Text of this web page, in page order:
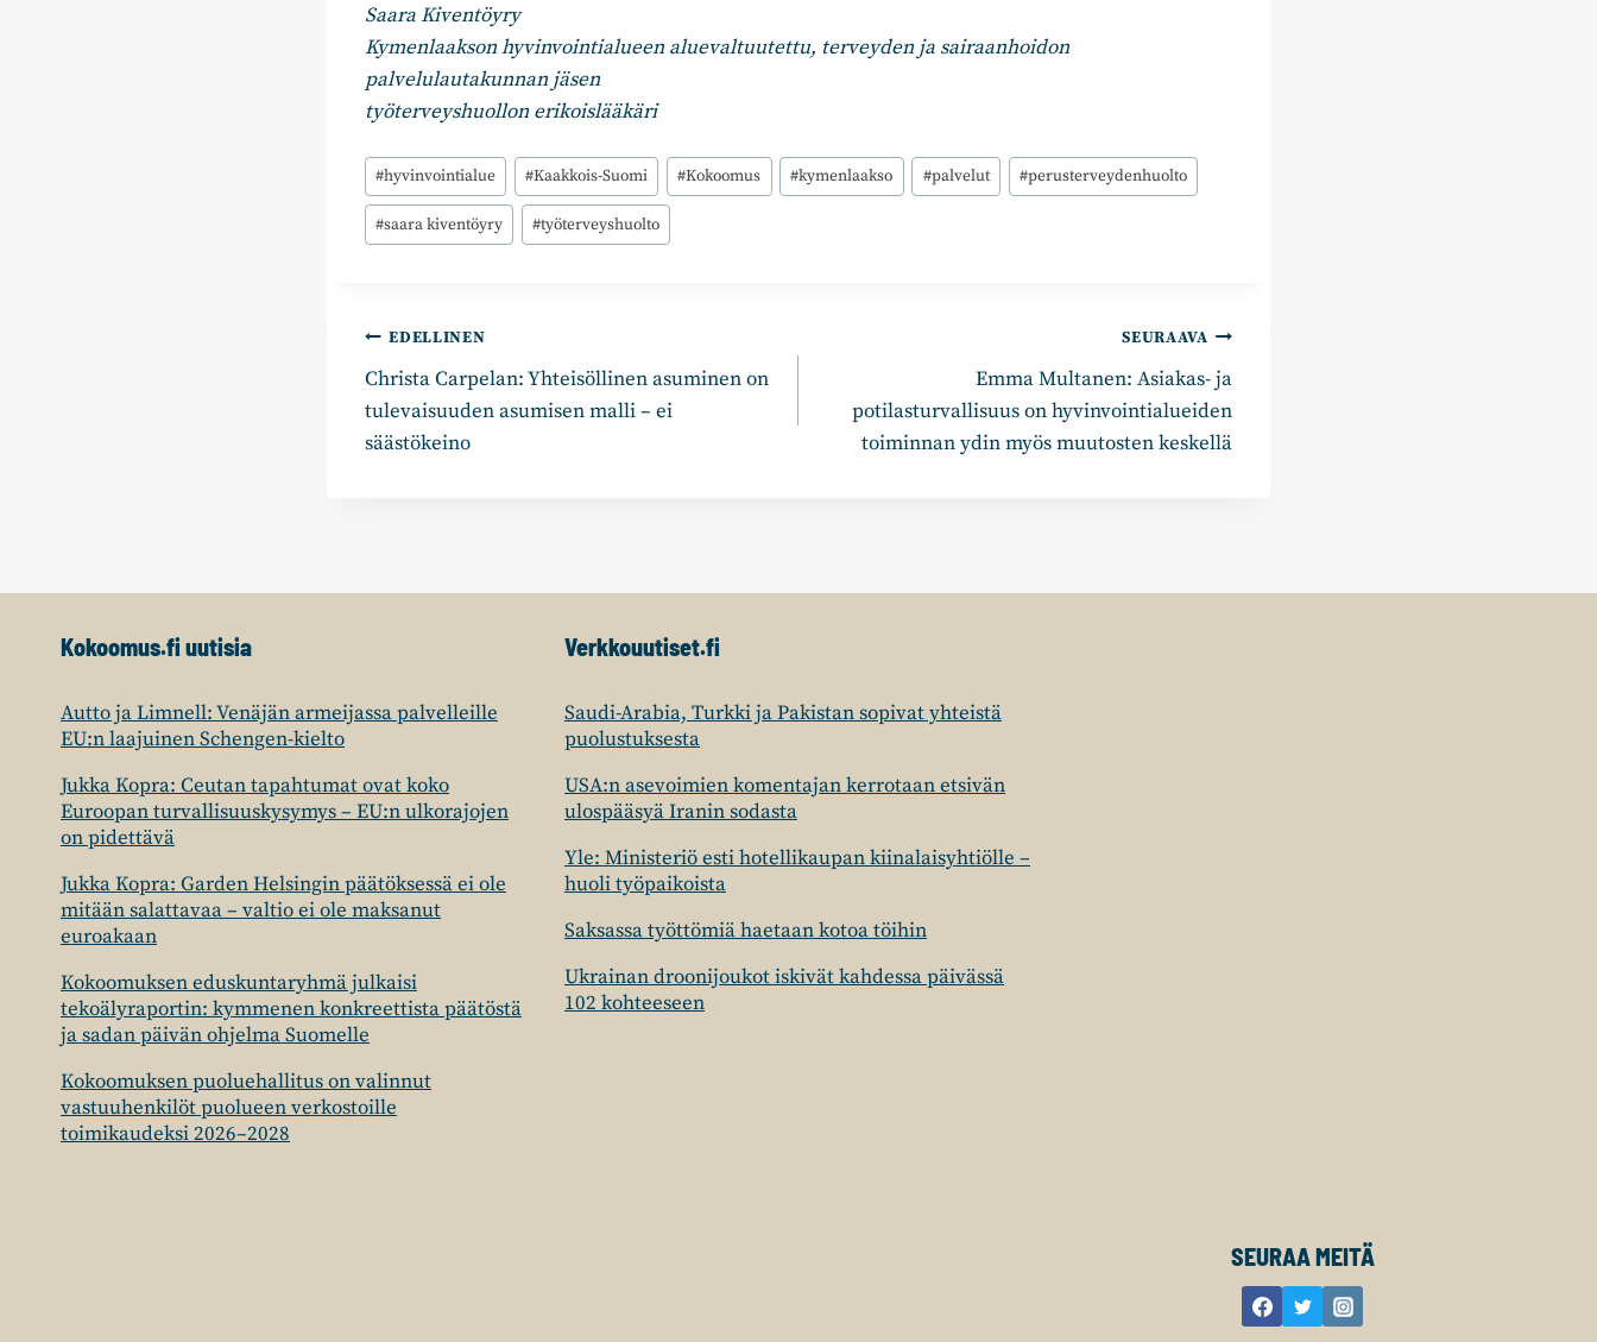
Saara Kiventöyry
Kymenlaakson hyvinvointialueen aluevaltuutettu, terveyden ja sairaanhoidon
palvelulautakunnan jäsen
työterveyshuollon erikoislääkäri
Avainsanat:
#hyvinvointialue #Kaakkois-Suomi #Kokoomus #kymenlaakso #palvelut #perusterveydenhuolto
#saara kiventöyry #työterveyshuolto
Artikkelien
selaus
EDELLINEN
Christa Carpelan: Yhteisöllinen asuminen on
tulevaisuuden asumisen malli – ei
säästökeino
SEURAAVA
Emma Multanen: Asiakas- ja
potilasturvallisuus on hyvinvointialueiden
toiminnan ydin myös muutosten keskellä
Kokoomus.fi uutisia
Autto ja Limnell: Venäjän armeijassa palvelleille
EU:n laajuinen Schengen-kielto
Jukka Kopra: Ceutan tapahtumat ovat koko
Euroopan turvallisuuskysymys – EU:n ulkorajojen
on pidettävä
Jukka Kopra: Garden Helsingin päätöksessä ei ole
mitään salattavaa – valtio ei ole maksanut
euroakaan
Kokoomuksen eduskuntaryhmä julkaisi
tekoälyraportin: kymmenen konkreettista päätöstä
ja sadan päivän ohjelma Suomelle
Kokoomuksen puoluehallitus on valinnut
vastuuhenkilöt puolueen verkostoille
toimikaudeksi 2026–2028
Verkkouutiset.fi
Saudi-Arabia, Turkki ja Pakistan sopivat yhteistä
puolustuksesta
USA:n asevoimien komentajan kerrotaan etsivän
ulospääsyä Iranin sodasta
Yle: Ministeriö esti hotellikaupan kiinalaisyhtiölle –
huoli työpaikoista
Saksassa työttömiä haetaan kotoa töihin
Ukrainan droonijoukot iskivät kahdessa päivässä
102 kohteeseen
SEURAA MEITÄ